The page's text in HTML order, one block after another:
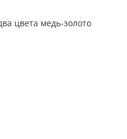
цвета медь-золото